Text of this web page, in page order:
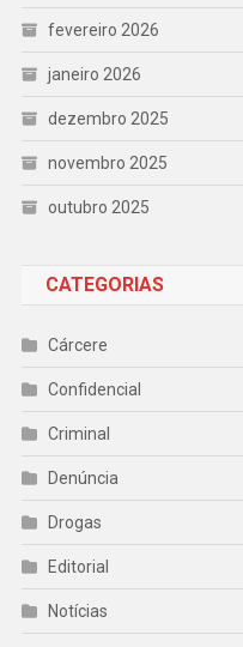
fevereiro 2026
janeiro 2026
dezembro 2025
novembro 2025
outubro 2025
CATEGORIAS
Cárcere
Confidencial
Criminal
Denúncia
Drogas
Editorial
Notícias